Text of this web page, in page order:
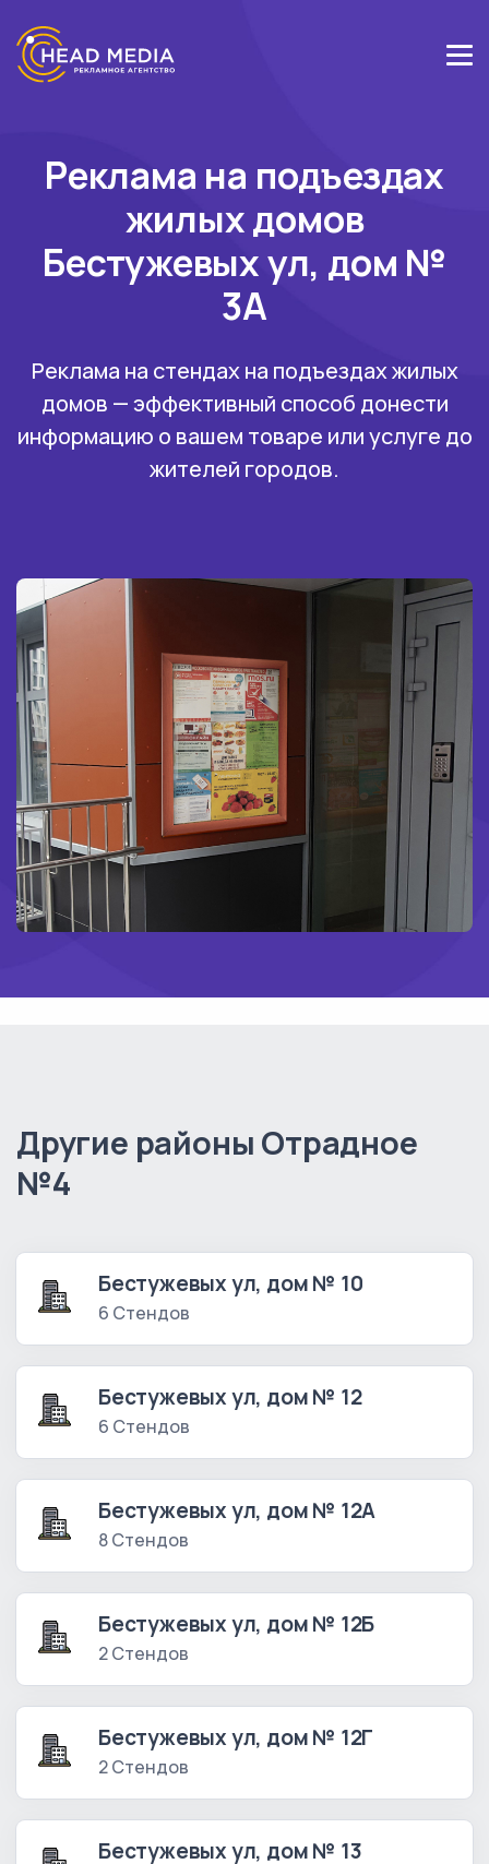
Реклама на подъездах
жилых домов
Бестужевых ул, дом №
3А
Реклама на стендах на подъездах жилых
домов — эффективный способ донести
информацию о вашем товаре или услуге до
жителей городов.
Другие районы Отрадное
№4
Бестужевых ул, дом № 10
6 Стендов
Бестужевых ул, дом № 12
6 Стендов
Бестужевых ул, дом № 12А
8 Стендов
Бестужевых ул, дом № 12Б
2 Стендов
Бестужевых ул, дом № 12Г
2 Стендов
Бестужевых ул, дом № 13